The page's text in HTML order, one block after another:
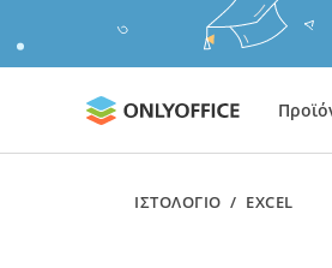
ΙΣΤΟΛΌΓΙΟ / EXCEL